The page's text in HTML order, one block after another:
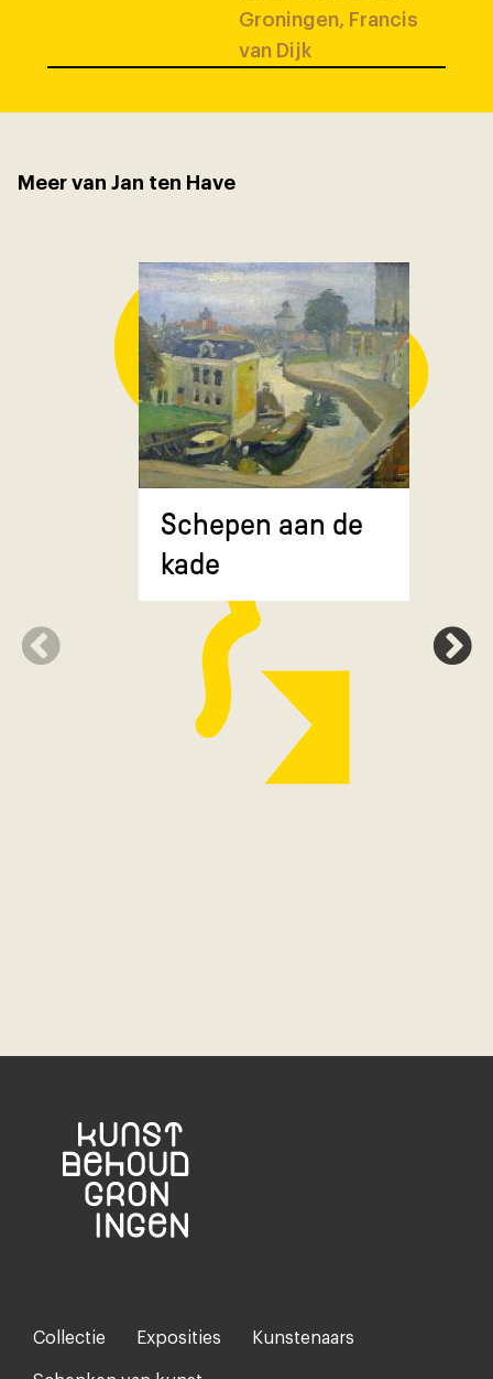
Groningen, Francis
van Dijk
Meer van Jan ten Have
Schepen aan de
kade
Footer-
menu
Collectie Exposities Kunstenaars